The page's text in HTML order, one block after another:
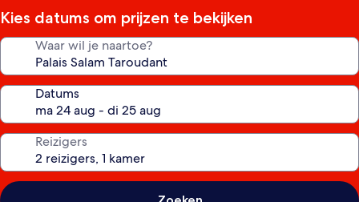
Kies datums om prijzen te bekijken
Waar wil je naartoe?
Datums
Reizigers